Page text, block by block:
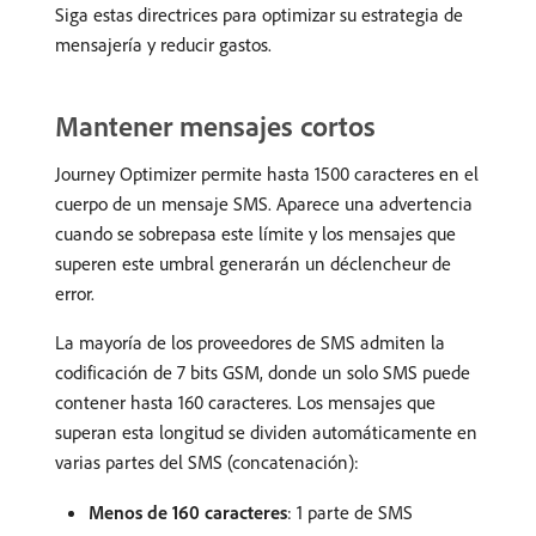
Siga estas directrices para optimizar su estrategia de
mensajería y reducir gastos.
Mantener mensajes cortos
Journey Optimizer permite hasta 1500 caracteres en el
cuerpo de un mensaje SMS. Aparece una advertencia
cuando se sobrepasa este límite y los mensajes que
superen este umbral generarán un déclencheur de
error.
La mayoría de los proveedores de SMS admiten la
codificación de 7 bits GSM, donde un solo SMS puede
contener hasta 160 caracteres. Los mensajes que
superan esta longitud se dividen automáticamente en
varias partes del SMS (concatenación):
Menos de 160 caracteres: 1 parte de SMS